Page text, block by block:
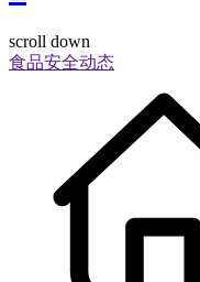
scroll down
食品安全动态